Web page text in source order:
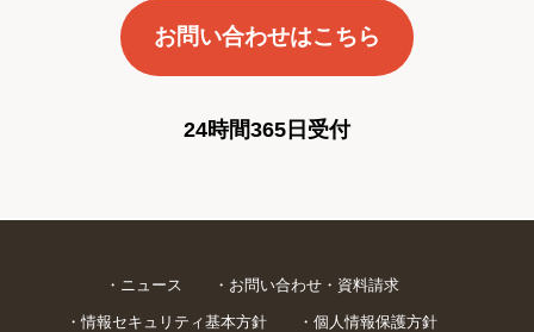
お問い合わせはこちら
24時間365日受付
ニュース お問い合わせ・資料請求
情報セキュリティ基本方針 個人情報保護方針